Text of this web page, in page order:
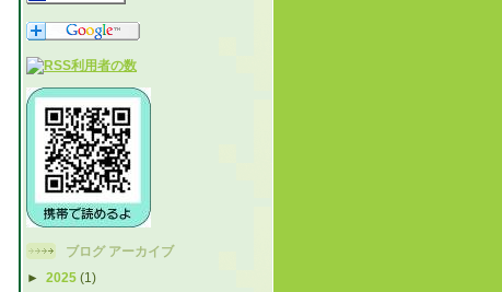
ブログ アーカイブ
► 2025 (1)